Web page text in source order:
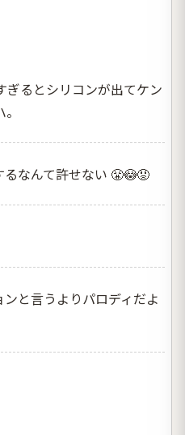
ぎるとシリコンが出てケン
なんて許せない 😤😳😡
と言うよりパロディだよ